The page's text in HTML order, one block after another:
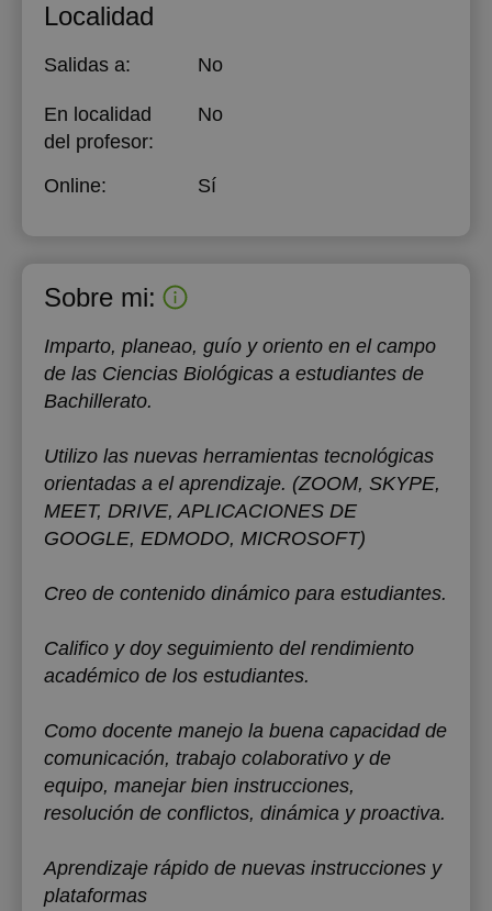
Localidad
Salidas a: No
En localidad
del profesor:
No
Online: Sí
Sobre mi:
Imparto, planeao, guío y oriento en el campo
de las Ciencias Biológicas a estudiantes de
Bachillerato.
Utilizo las nuevas herramientas tecnológicas
orientadas a el aprendizaje. (ZOOM, SKYPE,
MEET, DRIVE, APLICACIONES DE
GOOGLE, EDMODO, MICROSOFT)
Creo de contenido dinámico para estudiantes.
Califico y doy seguimiento del rendimiento
académico de los estudiantes.
Como docente manejo la buena capacidad de
comunicación, trabajo colaborativo y de
equipo, manejar bien instrucciones,
resolución de conflictos, dinámica y proactiva.
Aprendizaje rápido de nuevas instrucciones y
plataformas